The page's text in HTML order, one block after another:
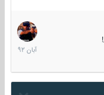
22
آبان
1392